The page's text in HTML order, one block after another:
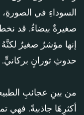
السوداءِ في الصورةِ،
صغيرةٌ بيضاءُ. قد
إنها مؤشرٌ صغيرٌ
حدوثِ ثورانٍ بركانيٍّ.
من بينِ عجائبِ
أكثرِهَا جاذبيةً.